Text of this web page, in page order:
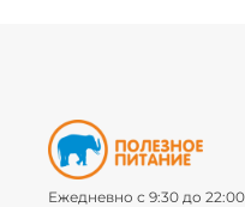
Ежедневно с 9:30 до 22:00